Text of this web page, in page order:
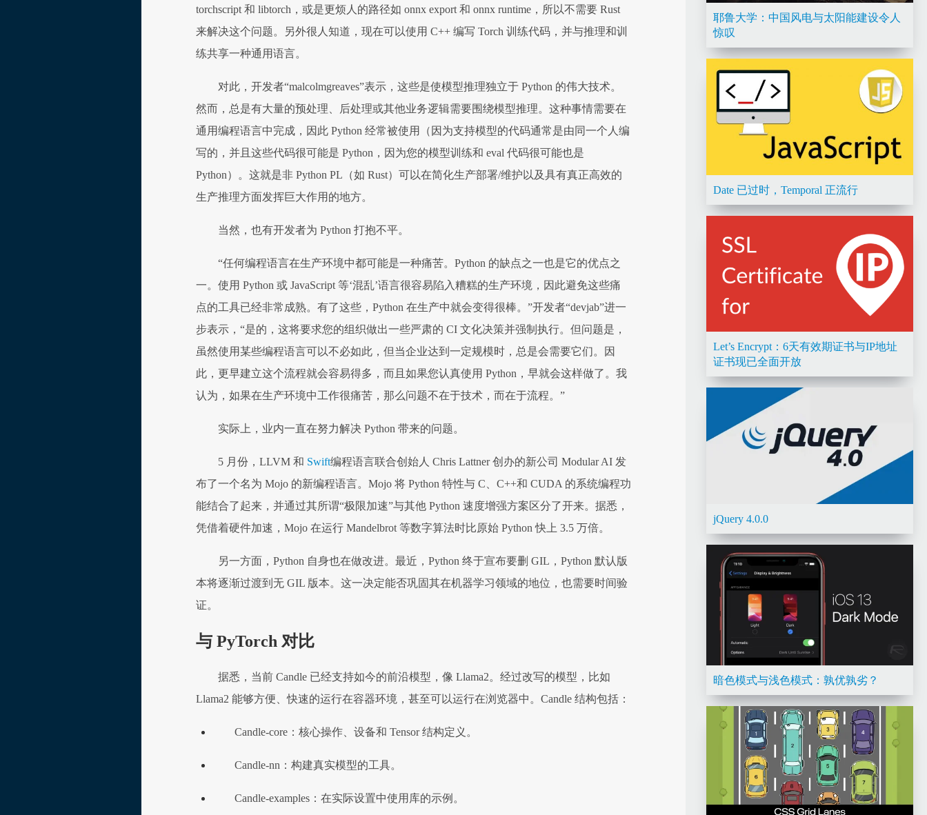
torchscript 和 libtorch，或是更烦人的路径如 onnx export 和 onnx runtime，所以不需要 Rust
来解决这个问题。另外很人知道，现在可以使用 C++ 编写 Torch 训练代码，并与推理和训
练共享一种通用语言。
对此，开发者“malcolmgreaves”表示，这些是使模型推理独立于 Python 的伟大技术。
然而，总是有大量的预处理、后处理或其他业务逻辑需要围绕模型推理。这种事情需要在
通用编程语言中完成，因此 Python 经常被使用（因为支持模型的代码通常是由同一个人编
写的，并且这些代码很可能是 Python，因为您的模型训练和 eval 代码很可能也是
Python）。这就是非 Python PL（如 Rust）可以在简化生产部署/维护以及具有真正高效的
生产推理方面发挥巨大作用的地方。
当然，也有开发者为 Python 打抱不平。
“任何编程语言在生产环境中都可能是一种痛苦。Python 的缺点之一也是它的优点之
一。使用 Python 或 JavaScript 等‘混乱’语言很容易陷入糟糕的生产环境，因此避免这些痛
点的工具已经非常成熟。有了这些，Python 在生产中就会变得很棒。”开发者“devjab”进一
步表示，“是的，这将要求您的组织做出一些严肃的 CI 文化决策并强制执行。但问题是，
虽然使用某些编程语言可以不必如此，但当企业达到一定规模时，总是会需要它们。因
此，更早建立这个流程就会容易得多，而且如果您认真使用 Python，早就会这样做了。我
认为，如果在生产环境中工作很痛苦，那么问题不在于技术，而在于流程。”
实际上，业内一直在努力解决 Python 带来的问题。
5 月份，LLVM 和 Swift编程语言联合创始人 Chris Lattner 创办的新公司 Modular AI 发
布了一个名为 Mojo 的新编程语言。Mojo 将 Python 特性与 C、C++和 CUDA 的系统编程功
能结合了起来，并通过其所谓“极限加速”与其他 Python 速度增强方案区分了开来。据悉，
凭借着硬件加速，Mojo 在运行 Mandelbrot 等数字算法时比原始 Python 快上 3.5 万倍。
另一方面，Python 自身也在做改进。最近，Python 终于宣布要删 GIL，Python 默认版
本将逐渐过渡到无 GIL 版本。这一决定能否巩固其在机器学习领域的地位，也需要时间验
证。
与 PyTorch 对比
据悉，当前 Candle 已经支持如今的前沿模型，像 Llama2。经过改写的模型，比如
Llama2 能够方便、快速的运行在容器环境，甚至可以运行在浏览器中。Candle 结构包括：
Candle-core：核心操作、设备和 Tensor 结构定义。
Candle-nn：构建真实模型的工具。
Candle-examples：在实际设置中使用库的示例。
耶鲁大学：中国风电与太阳能建设令人
惊叹
Date 已过时，Temporal 正流行
Let’s Encrypt：6天有效期证书与IP地址
证书现已全面开放
jQuery 4.0.0
暗色模式与浅色模式：孰优孰劣？